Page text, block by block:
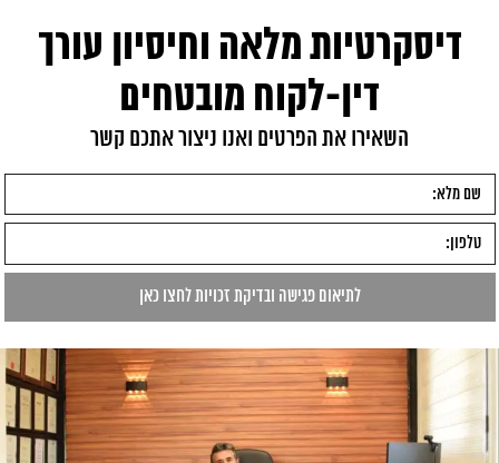
דיסקרטיות מלאה וחיסיון עורך
דין-לקוח מובטחים
השאירו את הפרטים ואנו ניצור אתכם קשר